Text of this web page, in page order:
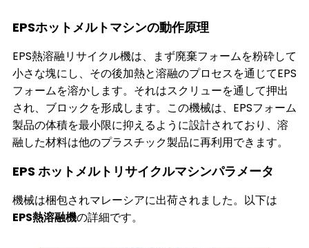
EPSホットメルトマシンの動作原理
EPS熱溶融リサイクル機は、まず廃棄フォームを粉砕して
小さな塊にし、その後加熱と溶融のプロセスを通じてEPS
フォームを溶かします。それはスクリューを通して押出
され、ブロックを形成します。この機械は、 EPSフォーム
製品の体積を最小限に抑えるように設計されており、溶
融した材料は他のプラスチック製品に再利用できます。
EPS ホットメルトリサイクルマシンパラメータ
機械は梱包されマレーシアに出荷されました。以下は
EPS熱溶融機の詳細です。